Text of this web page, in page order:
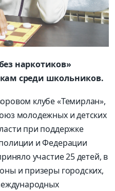
наркотиков»
среди школьников.
клубе «Темирлан»,
молодежных и детских
при поддержке
и Федерации
участие 25 детей, в
и призеры городских,